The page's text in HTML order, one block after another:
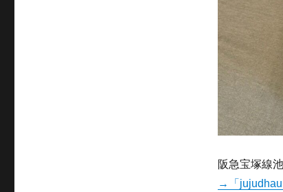
阪急宝塚線
→「jujudhau